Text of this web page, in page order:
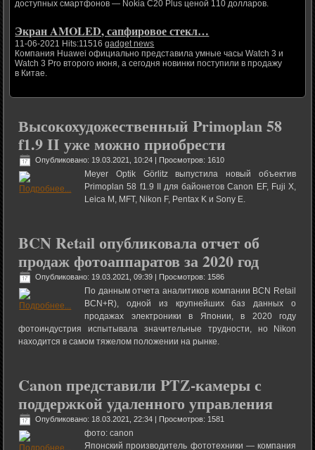
доступных смартфонов — Nokia C20 Plus ценой 110 долларов.
Экран AMOLED, сапфировое стекл…
11-06-2021 Hits:11516gadget news
Компания Huawei официально представила умные часы Watch 3 и
Watch 3 Pro второго июня, а сегодня новинки поступили в продажу
в Китае.
Высокохудожественный Primoplan 58
f1.9 II уже можно приобрести
Опубликовано: 19.03.2021, 10:24 | Просмотров: 1610
Meyer Optik Görlitz выпустила новый объектив
Primoplan 58 f1.9 II для байонетов Canon EF, Fuji X,
Leica M, MFT, Nikon F, Pentax K и Sony E.
BCN Retail опубликовала отчет об
продаж фотоаппаратов за 2020 год
Опубликовано: 19.03.2021, 09:39 | Просмотров: 1586
По данным отчета аналитиков компании BCN Retail
BCN+R), одной из крупнейших баз данных о
продажах электроники в Японии, в 2020 году
фотоиндустрия испытывала значительные трудности, но Nikon
находится в самом тяжелом положении на рынке.
Canon представили PTZ-камеры с
поддержкой удаленного управления
Опубликовано: 18.03.2021, 22:34 | Просмотров: 1581
фото: canon
Японский производитель фототехники — компания